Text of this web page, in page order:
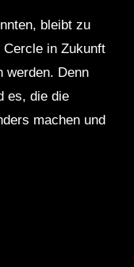
bleibt zu
Cercle in Zukunft
werden. Denn
es, die die
machen und